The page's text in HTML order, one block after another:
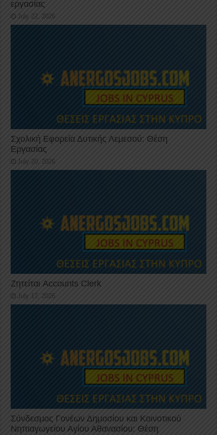
εργασίας
July 22, 2026
Σχολική Εφορεία Δυτικής Λεμεσού: Θέση
Εργασίας
July 20, 2026
Ζητείται Accounts Clerk
July 17, 2026
Σύνδεσμος Γονέων Δημοσίου και Κοινοτικού
Νηπιαγωγείου Αγίου Αθανασίου: Θέση